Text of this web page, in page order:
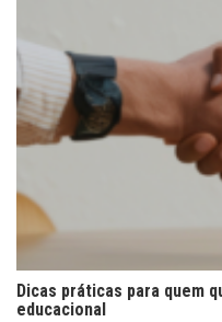
Dicas práticas para quem
educacional